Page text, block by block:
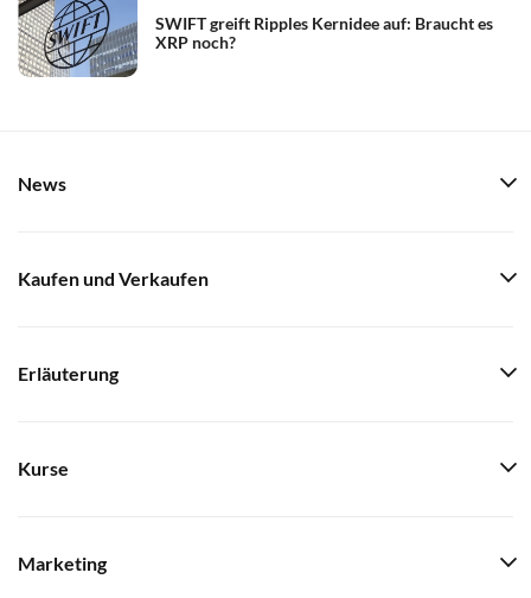
SWIFT greift Ripples Kernidee auf: Braucht es
XRP noch?
News
Kaufen und Verkaufen
Erläuterung
Kurse
Marketing